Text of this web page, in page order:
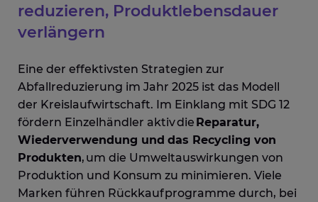
reduzieren, Produktlebensdauer
verlängern
Eine der effektivsten Strategien zur
Abfallreduzierung im Jahr 2025 ist das Modell
der Kreislaufwirtschaft. Im Einklang mit SDG 12
fördern Einzelhändler aktiv die Reparatur,
Wiederverwendung und das Recycling von
Produkten, um die Umweltauswirkungen von
Produktion und Konsum zu minimieren. Viele
Marken führen Rückkaufprogramme durch, bei